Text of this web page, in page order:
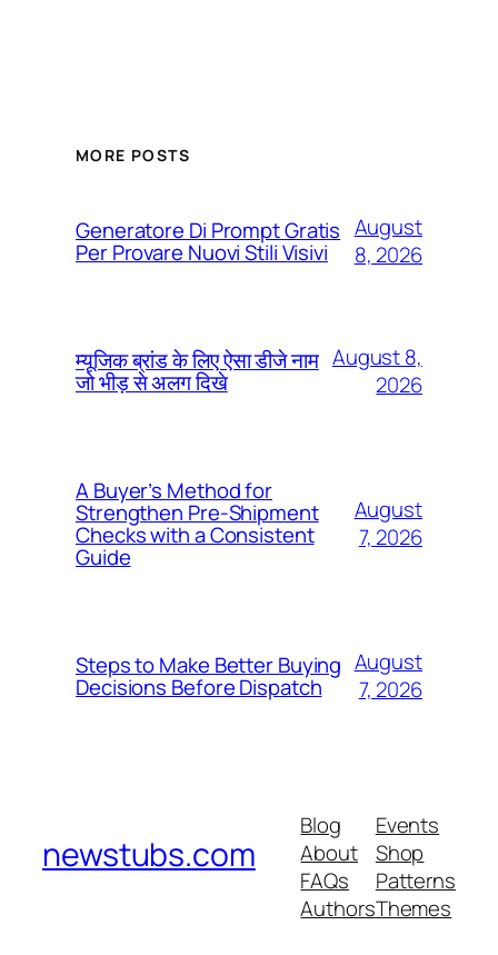
MORE POSTS
Generatore Di Prompt Gratis
Per Provare Nuovi Stili Visivi
August
8, 2026
म्यूजिक ब्रांड के लिए ऐसा डीजे नाम
जो भीड़ से अलग दिखे
August 8,
2026
A Buyer’s Method for
Strengthen Pre-Shipment
Checks with a Consistent
Guide
August
7, 2026
Steps to Make Better Buying
Decisions Before Dispatch
August
7, 2026
newstubs.com
Blog
About
FAQs
Authors
Events
Shop
Patterns
Themes